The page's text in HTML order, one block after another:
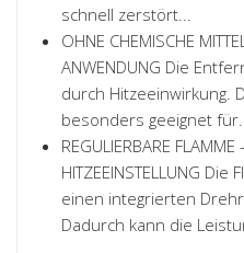
schnell zerstört...
OHNE CHEMISCHE
ANWENDUNG Die
durch Hitzeeinwirkung.
besonders geeignet
REGULIERBARE FLAMME
HITZEEINSTELLUNG
einen integrierten
Dadurch kann die